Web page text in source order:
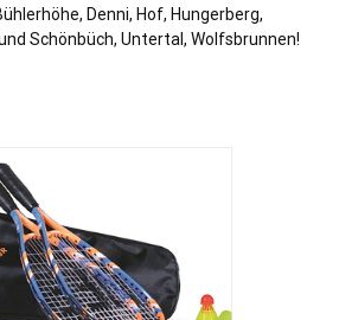
Denni, Hof, Hungerberg,
Schönbüch, Untertal, Wolfsbrunnen!